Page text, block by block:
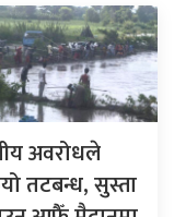
अवरोधले
तटबन्ध, सुस्ता